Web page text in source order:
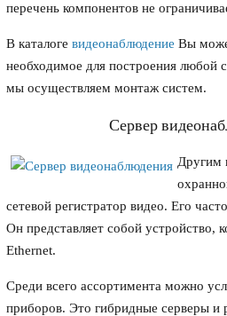
перечень компонентов не
В каталогевидеонаблюдение Вы
необходимое для построения любой
мы осуществляем монтаж систем.
Сервер
Другим
сетевой регистратор видео. Его
Он представляет собой устройство,
Ethernet.
Среди всего ассортимента можно
приборов. Это гибридные серверы и